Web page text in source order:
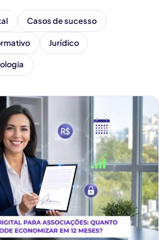
Casos de sucesso
Jurídico